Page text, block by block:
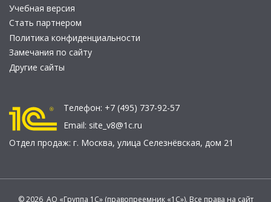
Учебная версия
Стать партнером
Политика конфиденциальности
Замечания по сайту
Другие сайты
Телефон: +7 (495) 737-92-57
Email: site_v8@1c.ru
Отдел продаж: г. Москва, улица Селезнёвская, дом 21
© 2026 АО «Группа 1С» (правопреемник «1С»). Все права на сайт